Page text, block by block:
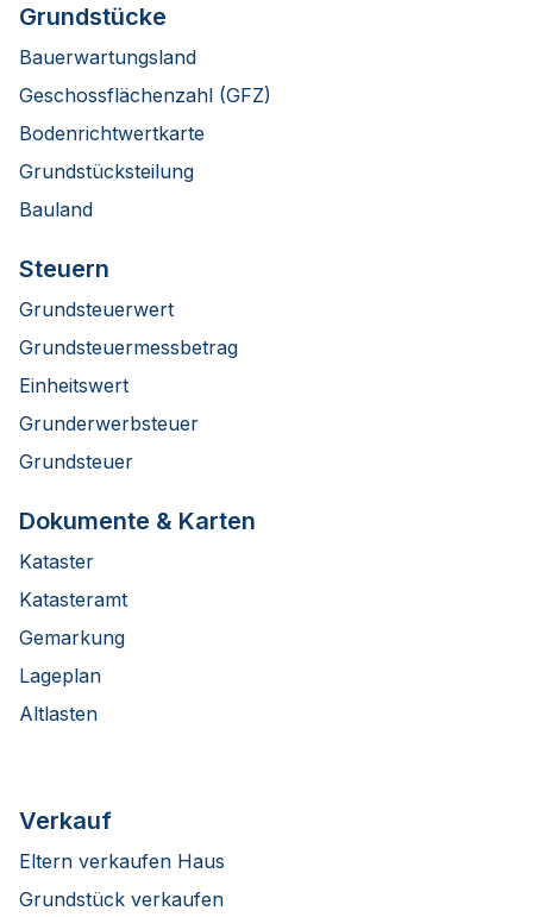
Grundstücke
Bauerwartungsland
Geschossflächenzahl (GFZ)
Bodenrichtwertkarte
Grundstücksteilung
Bauland
Steuern
Grundsteuerwert
Grundsteuermessbetrag
Einheitswert
Grunderwerbsteuer
Grundsteuer
Dokumente & Karten
Kataster
Katasteramt
Gemarkung
Lageplan
Altlasten
Verkauf
Eltern verkaufen Haus
Grundstück verkaufen